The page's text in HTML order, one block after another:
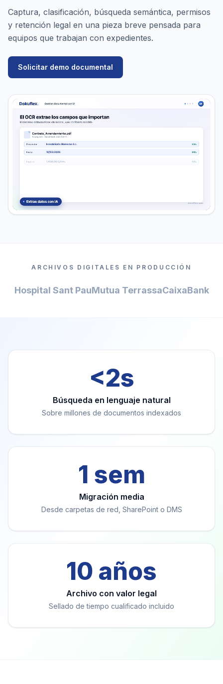
Captura, clasificación, búsqueda semántica, permisos
y retención legal en una pieza breve pensada para
equipos que trabajan con expedientes.
Solicitar demo documental
ARCHIVOS DIGITALES EN PRODUCCIÓN
Hospital Sant PauMutua TerrassaCaixaBank
<2s
Búsqueda en lenguaje natural
Sobre millones de documentos indexados
1 sem
Migración media
Desde carpetas de red, SharePoint o DMS
10 años
Archivo con valor legal
Sellado de tiempo cualificado incluido